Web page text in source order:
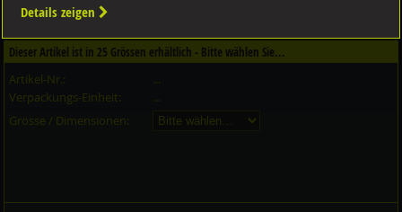
Qualität / Oberfläche
Dieser Artikel ist in 25 Grössen erhältlich - Bitte wählen Sie...
Artikel-Nr.:
...
Verpackungs-Einheit:
...
Grösse / Dimensionen:
Details zeigen